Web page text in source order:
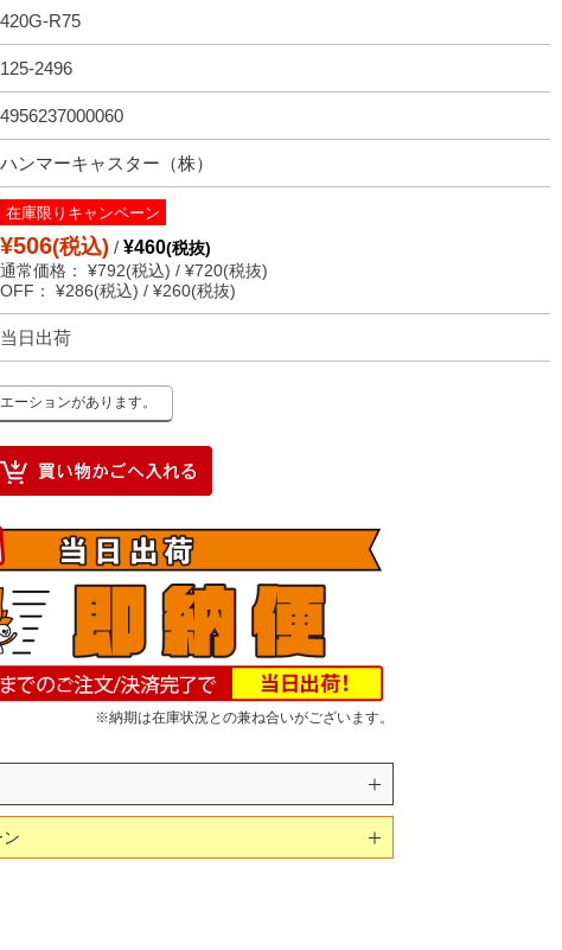
420G-R75
125-2496
4956237000060
ハンマーキャスター（株）
在庫限りキャンペーン
¥506(税込) / ¥460(税抜)
通常価格： ¥792(税込) / ¥720(税抜)
OFF： ¥286(税込) / ¥260(税抜)
当日出荷
ーションがあります。
※納期は在庫状況との兼ね合いがございます。